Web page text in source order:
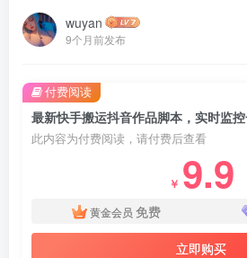
wuyan
9个月前发布
此内容为付费阅读，请付费后查看
￥ 9.9
黄金会员 免费
立即购买
付费阅读